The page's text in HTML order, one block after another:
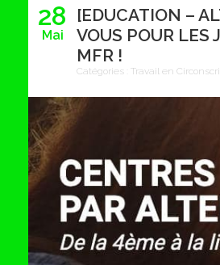
28
Mai
[EDUCATION –
VOUS POUR LES
MFR !
Catégories : Travail en